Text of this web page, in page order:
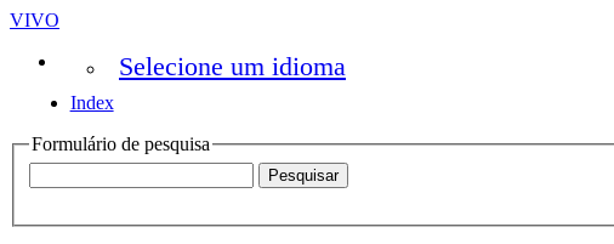
VIVO
Selecione um idioma
Index
Formulário de pesquisa